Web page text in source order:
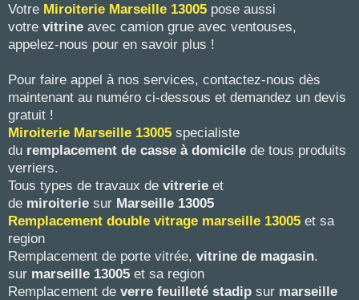
Votre Miroiterie Marseille 13005 pose aussi
votre vitrine avec camion grue avec ventouses,
appelez-nous pour en savoir plus !
Pour faire appel à nos services, contactez-nous dès
maintenant au numéro ci-dessous et demandez un devis
gratuit !
Miroiterie Marseille 13005 specialiste
du remplacement de casse à domicile de tous produits
verriers.
Tous types de travaux de vitrerie et
de miroiterie sur Marseille 13005
Remplacement double vitrage marseille 13005 et sa
region
Remplacement de porte vitrée, vitrine de magasin.
sur marseille 13005 et sa region
Remplacement de verre feuilleté stadip sur marseille